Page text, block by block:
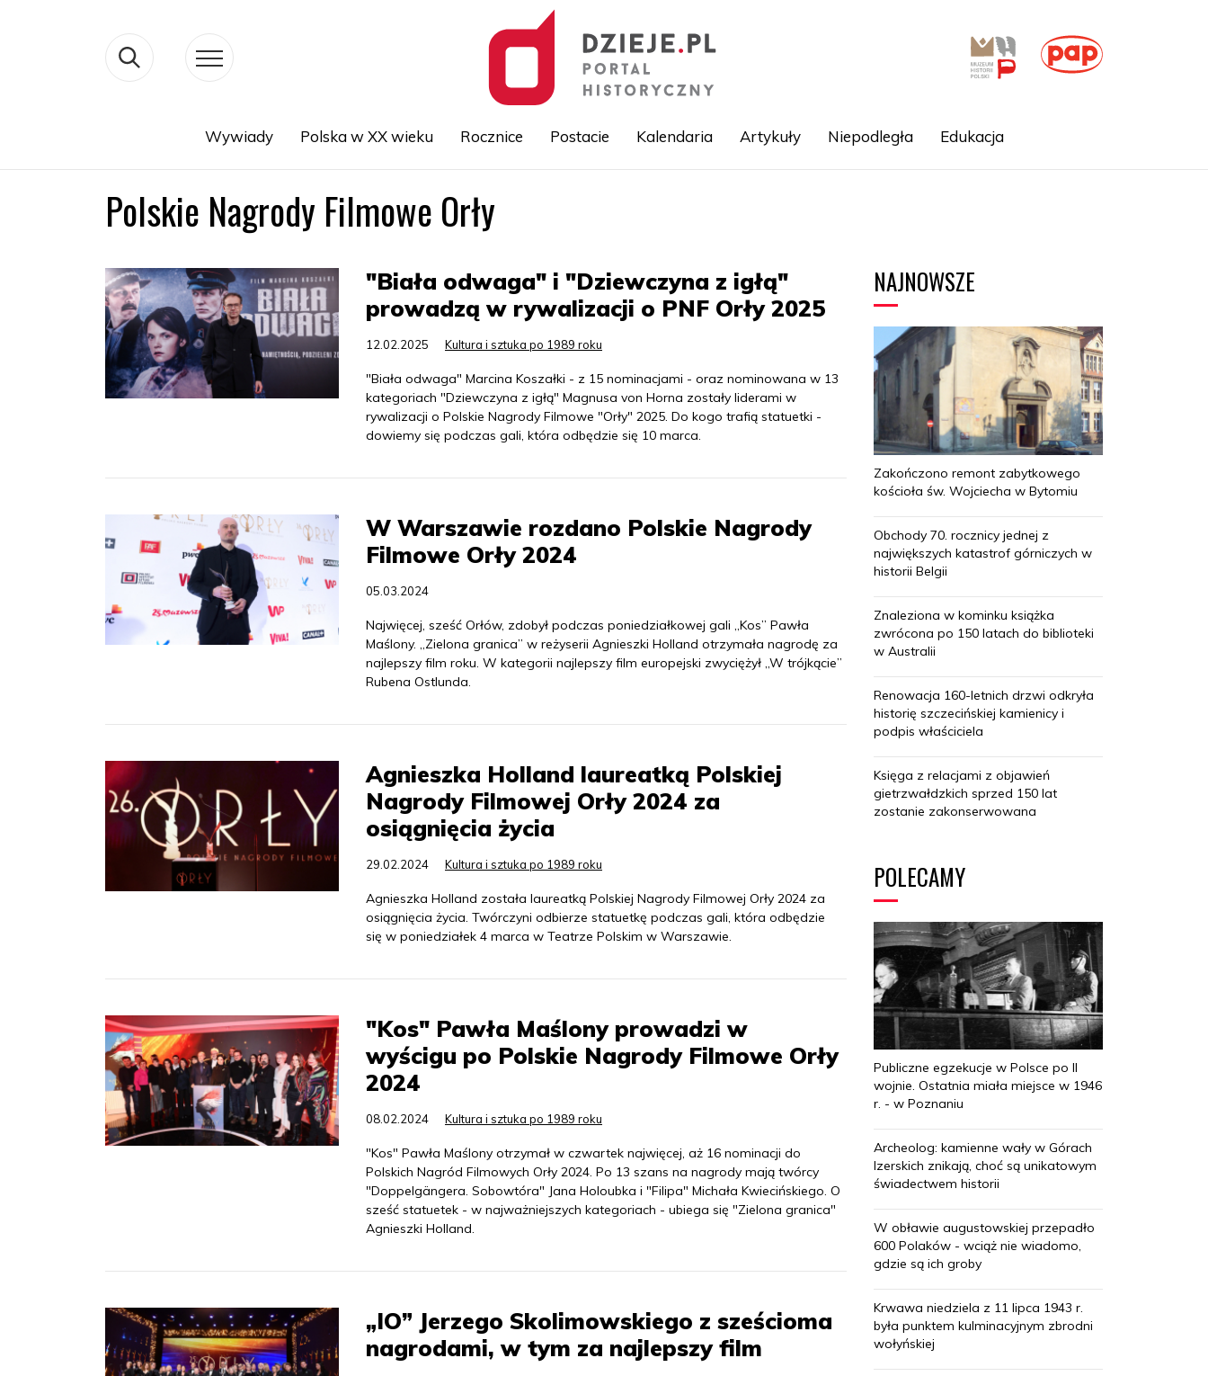
Wywiady Polska w XX wieku Rocznice Postacie Kalendaria Artykuły Niepodległa Edukacja
Polskie Nagrody Filmowe Orły
"Biała odwaga" i "Dziewczyna z igłą"
prowadzą w rywalizacji o PNF Orły 2025
12.02.2025 Kultura i sztuka po 1989 roku
"Biała odwaga" Marcina Koszałki - z 15 nominacjami - oraz nominowana w 13
kategoriach "Dziewczyna z igłą" Magnusa von Horna zostały liderami w
rywalizacji o Polskie Nagrody Filmowe "Orły" 2025. Do kogo trafią statuetki -
dowiemy się podczas gali, która odbędzie się 10 marca.
W Warszawie rozdano Polskie Nagrody
Filmowe Orły 2024
05.03.2024
Najwięcej, sześć Orłów, zdobył podczas poniedziałkowej gali „Kos” Pawła
Maślony. „Zielona granica” w reżyserii Agnieszki Holland otrzymała nagrodę za
najlepszy film roku. W kategorii najlepszy film europejski zwyciężył „W trójkącie”
Rubena Ostlunda.
Agnieszka Holland laureatką Polskiej
Nagrody Filmowej Orły 2024 za
osiągnięcia życia
29.02.2024 Kultura i sztuka po 1989 roku
Agnieszka Holland została laureatką Polskiej Nagrody Filmowej Orły 2024 za
osiągnięcia życia. Twórczyni odbierze statuetkę podczas gali, która odbędzie
się w poniedziałek 4 marca w Teatrze Polskim w Warszawie.
"Kos" Pawła Maślony prowadzi w
wyścigu po Polskie Nagrody Filmowe Orły
2024
08.02.2024 Kultura i sztuka po 1989 roku
"Kos" Pawła Maślony otrzymał w czwartek najwięcej, aż 16 nominacji do
Polskich Nagród Filmowych Orły 2024. Po 13 szans na nagrody mają twórcy
"Doppelgängera. Sobowtóra" Jana Holoubka i "Filipa" Michała Kwiecińskiego. O
sześć statuetek - w najważniejszych kategoriach - ubiega się "Zielona granica"
Agnieszki Holland.
„IO” Jerzego Skolimowskiego z sześcioma
nagrodami, w tym za najlepszy film
NAJNOWSZE
Zakończono remont zabytkowego
kościoła św. Wojciecha w Bytomiu
Obchody 70. rocznicy jednej z
największych katastrof górniczych w
historii Belgii
Znaleziona w kominku książka
zwrócona po 150 latach do biblioteki
w Australii
Renowacja 160-letnich drzwi odkryła
historię szczecińskiej kamienicy i
podpis właściciela
Księga z relacjami z objawień
gietrzwałdzkich sprzed 150 lat
zostanie zakonserwowana
POLECAMY
Publiczne egzekucje w Polsce po II
wojnie. Ostatnia miała miejsce w 1946
r. - w Poznaniu
Archeolog: kamienne wały w Górach
Izerskich znikają, choć są unikatowym
świadectwem historii
W obławie augustowskiej przepadło
600 Polaków - wciąż nie wiadomo,
gdzie są ich groby
Krwawa niedziela z 11 lipca 1943 r.
była punktem kulminacyjnym zbrodni
wołyńskiej